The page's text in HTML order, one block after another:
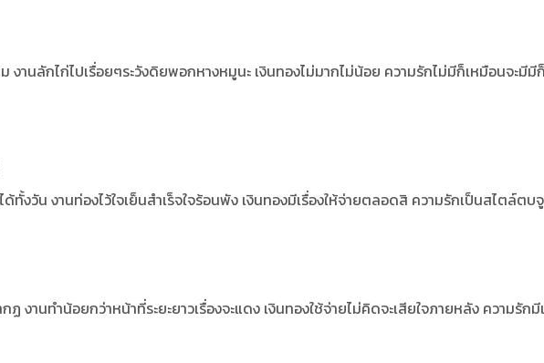
งานลักไก่ไปเรื่อยๆระวังดิยพอกหางหมูนะ เงินทองไม่มากไม่น้อย ความรักไม่มีก็เหมือนจะมีมีก็
ด้ทั้งวัน งานท่องไว้ใจเย็นสำเร็จใจร้อนพัง เงินทองมีเรื่องให้จ่ายตลอดสิ ความรักเป็นสไตล์ตบ
ฏ งานทำน้อยกว่าหน้าที่ระยะยาวเรื่องจะแดง เงินทองใช้จ่ายไม่คิดจะเสียใจภายหลัง ความรัก